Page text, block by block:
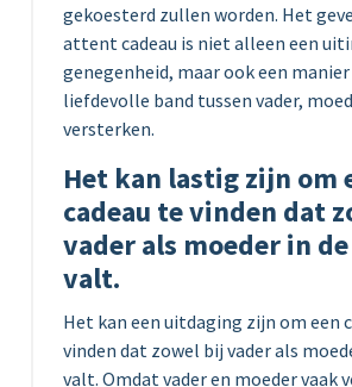
gekoesterd zullen worden. Het
attent cadeau is niet alleen een
genegenheid, maar ook een manier
liefdevolle band tussen vader,
versterken.
Het kan lastig zijn om
cadeau te vinden dat
vader als moeder in
valt.
Het kan een uitdaging zijn om een
vinden dat zowel bij vader als
valt. Omdat vader en moeder vaak